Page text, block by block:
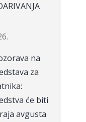
na
za
će biti
avgusta